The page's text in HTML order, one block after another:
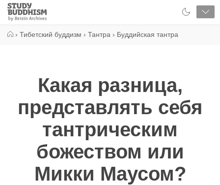
Close
Study
Buddhism
› Тибетский буддизм › Тантра › Буддийская тантра
Какая разница,
представлять себя
тантрическим
божеством или
Микки Маусом?